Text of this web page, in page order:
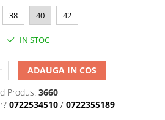
38 40 42
IN STOC
ADAUGA IN COS
Produs: 3660
0722534510 / 0722355189